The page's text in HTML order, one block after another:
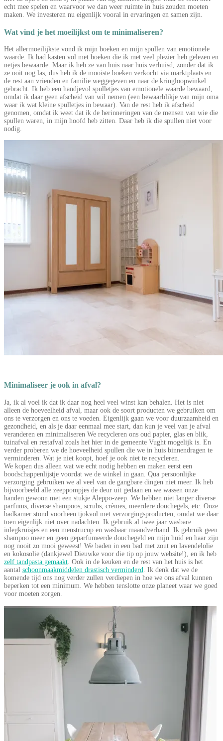
echt mee spelen en waarvoor we dan weer ruimte in huis zouden moeten
maken. We investeren nu eigenlijk vooral in ervaringen en samen zijn.
Wat vind je het moeilijkst om te minimaliseren?
Het allermoeilijkste vond ik mijn boeken en mijn spullen van emotionele
waarde. Ik had kasten vol met boeken die ik met veel plezier heb gelezen en
netjes bewaarde. Maar ik heb ze van huis naar huis verhuisd, zonder dat ik
ze ooit nog las, dus heb ik de mooiste boeken verkocht via marktplaats en
de rest aan vrienden en familie weggegeven en naar de kringloopwinkel
gebracht. Ik heb een handjevol spulletjes van emotionele waarde bewaard,
omdat ik daar geen afscheid van wil nemen (een bewaarblikje van mijn oma
waar ik wat kleine spulletjes in bewaar). Van de rest heb ik afscheid
genomen, omdat ik weet dat ik de herinneringen van de mensen van wie die
spullen waren, in mijn hoofd heb zitten. Daar heb ik die spullen niet voor
nodig.
Minimaliseer je ook in afval?
Ja, ik al voel ik dat ik daar nog heel veel winst kan behalen. Het is niet
alleen de hoeveelheid afval, maar ook de soort producten we gebruiken om
ons te verzorgen en ons te voeden. Eigenlijk gaan we voor duurzaamheid en
gezondheid, en als je daar eenmaal mee start, dan kun je veel van je afval
veranderen en minimaliseren We recycleren ons oud papier, glas en blik,
tuinafval en restafval zoals het hier in de gemeente Vught mogelijk is. En
verder proberen we de hoeveelheid spullen die we in huis binnendragen te
verminderen. Wat je niet koopt, hoef je ook niet te recycleren.
We kopen dus alleen wat we echt nodig hebben en maken eerst een
boodschappenlijstje voordat we de winkel in gaan. Qua persoonlijke
verzorging gebruiken we al veel van de gangbare dingen niet meer. Ik heb
bijvoorbeeld alle zeeppompjes de deur uit gedaan en we wassen onze
handen gewoon met een stukje Aleppo-zeep. We hebben niet langer diverse
parfums, diverse shampoos, scrubs, crèmes, meerdere douchegels, etc. Onze
badkamer stond voorheen tjokvol met verzorgingsproducten, omdat we daar
toen eigenlijk niet over nadachten. Ik gebruik al twee jaar wasbare
inlegkruisjes en een menstrucup en wasbaar maandverband. Ik gebruik geen
shampoo meer en geen geparfumeerde douchegeld en mijn huid en haar zijn
nog nooit zo mooi geweest! We baden in een bad met zout en lavendelolie
en kokosolie (dankjewel Dieuwke voor die tip op jouw website!), en ik heb
zelf tandpasta gemaakt . Ook in de keuken en de rest van het huis is het
aantal schoonmaakmiddelen drastisch verminderd
. Ik denk dat we de
komende tijd ons nog verder zullen verdiepen in hoe we ons afval kunnen
beperken tot een minimum. We hebben tenslotte onze planeet waar we goed
voor moeten zorgen.